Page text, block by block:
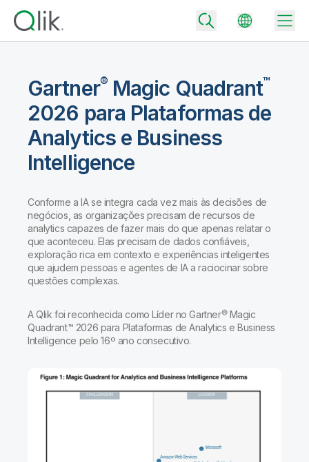
Back
Comunidade
Suporte ao Cliente
Onboarding
Documentação do Produto
Back
Sala de Imprensa
Escritórios Globais
Back
Qlik
Back
Por que Qlik
Parceiros de Tecnologia e Integrações
Aumente o valor da integração de dados e analytics da Qlik
Analytics e IA
Todos os Produtos
Back
Preços de Integração e Qualidade de Dados
Entregue dados confiáveis com rapidez para tomar decisões mais
inteligentes com o plano certo de integração de dados.
Preços de Analytics
Back
Eventos e Webinars
Biblioteca de Recursos
Gartner®Magic Quadrant™
2026 para Plataformas de
Analytics e Business
Intelligence
Conforme a IA se integra cada vez mais às decisões de
negócios, as organizações precisam de recursos de
analytics capazes de fazer mais do que apenas relatar o
que aconteceu. Elas precisam de dados confiáveis,
exploração rica em contexto e experiências inteligentes
que ajudem pessoas e agentes de IA a raciocinar sobre
questões complexas.
A Qlik foi reconhecida como Líder no Gartner® Magic
Quadrant™ 2026 para Plataformas de Analytics e Business
Intelligence pelo 16º ano consecutivo.